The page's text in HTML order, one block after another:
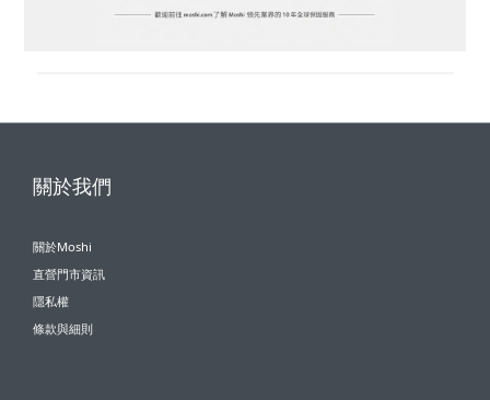
關於我們
關於Moshi
直營門市資訊
隱私權
條款與細則